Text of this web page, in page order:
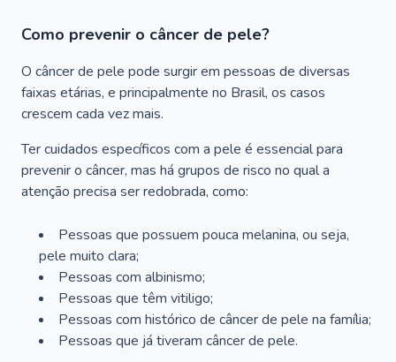
Como prevenir o câncer de pele?
O câncer de pele pode surgir em pessoas de diversas
faixas etárias, e principalmente no Brasil, os casos
crescem cada vez mais.
Ter cuidados específicos com a pele é essencial para
prevenir o câncer, mas há grupos de risco no qual a
atenção precisa ser redobrada, como:
Pessoas que possuem pouca melanina, ou seja,
pele muito clara;
Pessoas com albinismo;
Pessoas que têm vitiligo;
Pessoas com histórico de câncer de pele na família;
Pessoas que já tiveram câncer de pele.